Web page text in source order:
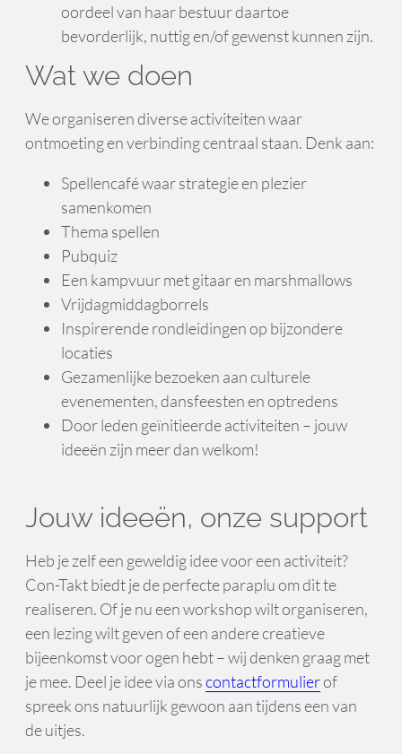
oordeel van haar bestuur daartoe
bevorderlijk, nuttig en/of gewenst kunnen zijn.
Wat we doen
We organiseren diverse activiteiten waar
ontmoeting en verbinding centraal staan. Denk aan:
Spellencafé waar strategie en plezier
samenkomen
Thema spellen
Pubquiz
Een kampvuur met gitaar en marshmallows
Vrijdagmiddagborrels
Inspirerende rondleidingen op bijzondere
locaties
Gezamenlijke bezoeken aan culturele
evenementen, dansfeesten en optredens
Door leden geïnitieerde activiteiten – jouw
ideeën zijn meer dan welkom!
Jouw ideeën, onze support
Heb je zelf een geweldig idee voor een activiteit?
Con-Takt biedt je de perfecte paraplu om dit te
realiseren. Of je nu een workshop wilt organiseren,
een lezing wilt geven of een andere creatieve
bijeenkomst voor ogen hebt – wij denken graag met
je mee. Deel je idee via onscontactformulierof
spreek ons natuurlijk gewoon aan tijdens een van
de uitjes.